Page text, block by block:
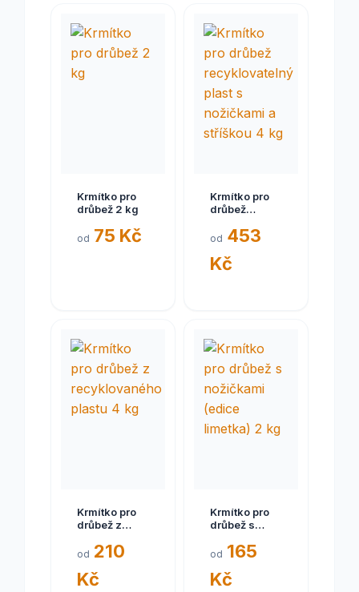
Krmítko pro
drůbež 2 kg
od 75 Kč
Krmítko pro
drůbež
plast s
stříškou 4 kg
od 453
Kč
Krmítko pro
drůbež z
plastu 4 kg
od 210
Kč
Krmítko pro
drůbež s
(edice
od 165
Kč